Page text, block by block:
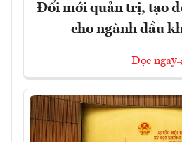
Đổi mới quản trị, tạo
cho ngành dầu
Đọc ngay